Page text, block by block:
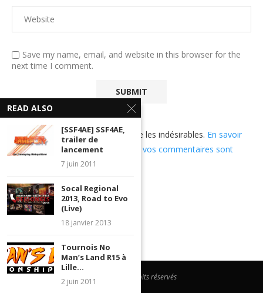
Save my name, email, and website in this browser for the
next time I comment.
Ce site utilise Akismet pour réduire les indésirables. En savoir
plus sur comment les données de vos commentaires sont
@2023 - Tous droits réservés
READ ALSO
[SSF4AE] SSF4AE,
trailer de
lancement
7 juin 2011
Socal Regional
2013, Road to Evo
(Live)
18 janvier 2013
Tournois No
Man’s Land R15 à
Lille...
2 juin 2011